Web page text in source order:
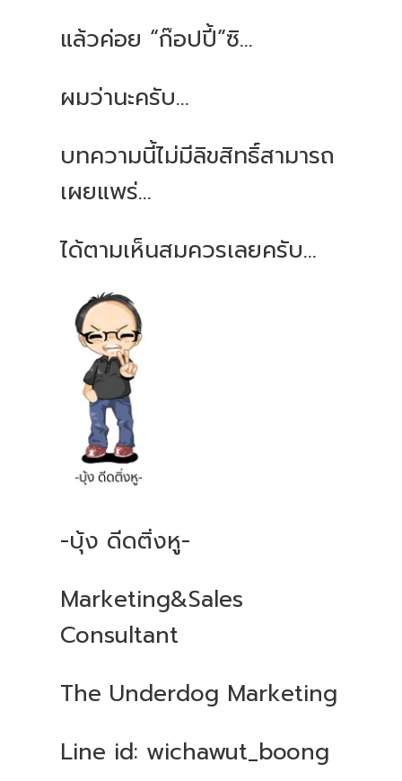
แล้วค่อย “ก๊อปปี้”ซิ...
ผมว่านะครับ...
บทความนี้ไม่มีลิขสิทธิ์สามารถ
เผยแพร่...
ได้ตามเห็นสมควรเลยครับ...
-บุ้ง ดีดติ่งหู-
Marketing&Sales
Consultant
The Underdog Marketing
Line id: wichawut_boong